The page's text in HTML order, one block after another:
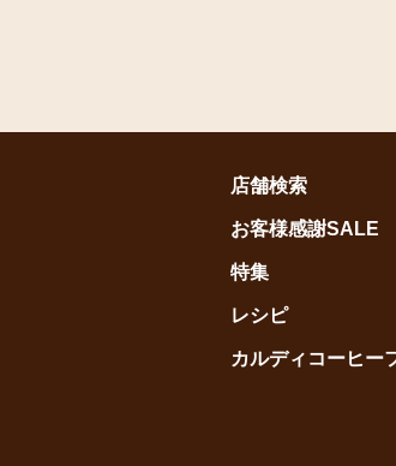
店舗検索
お客様感謝SALE
特集
レシピ
カルディコーヒー